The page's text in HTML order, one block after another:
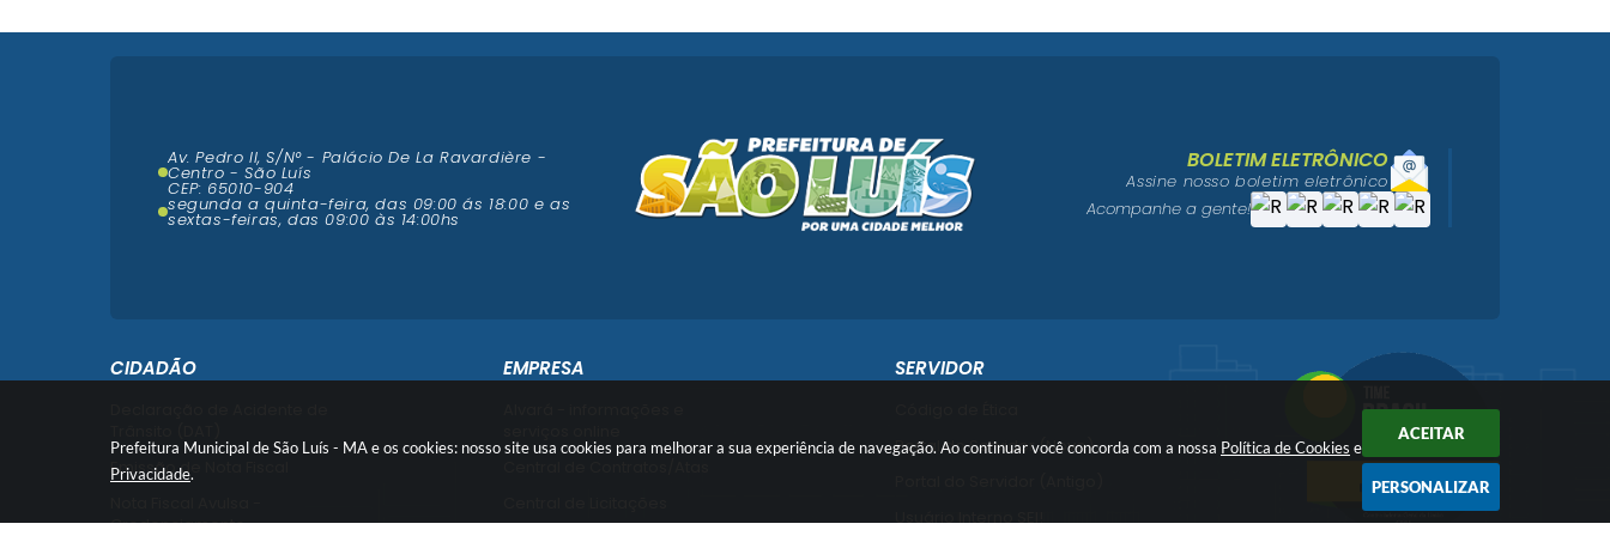
Prefeitura Municipal de São Luís - MA e os cookies: nosso site usa cookies para melhorar a sua experiência de navegação. Ao continuar você concorda com a nossa Política de Cookies e
Privacidade.
ACEITAR
PERSONALIZAR
CIDADÃO
Emissão de Nota Fiscal
Credenciamento
EMPRESA SERVIDOR
Portal do Servidor (Novo)
Usuário Interno SEI!
Av. Pedro II, S/N° - Palácio De La Ravardière -
Centro - São Luís
CEP: 65010-904
segunda a quinta-feira, das 09:00 ás 18:00 e as
sextas-feiras, das 09:00 às 14:00hs
BOLETIM ELETRÔNICO
Assine nosso boletim eletrônico
Acompanhe a gente!